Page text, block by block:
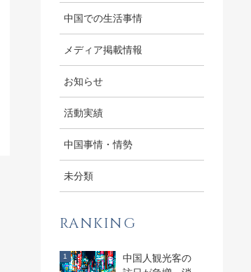
中国での生活事情
メディア掲載情報
お知らせ
活動実績
中国事情・情勢
未分類
RANKING
中国人観光客の